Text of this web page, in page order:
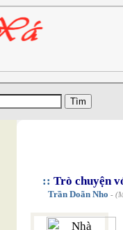
::Trò chuyện
Trần Doãn Nho -